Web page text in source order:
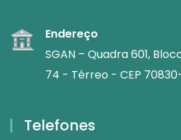
Endereço
SGAN – Quadra 601,
74 - Térreo - CEP
Telefones